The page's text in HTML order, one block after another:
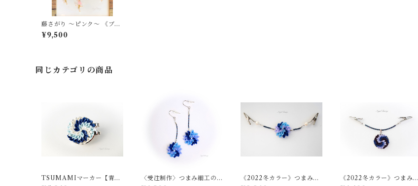
藤さがり 〜ピンク〜 《ブロ
ーチorかんざし》【つまみ
細工】
¥9,500
同じカテゴリの商品
TSUMAMIマーカー【青グ
〈受注制作〉つまみ細工の
《2022冬カラー》つまみ細
《2022冬カラー》つまみ細